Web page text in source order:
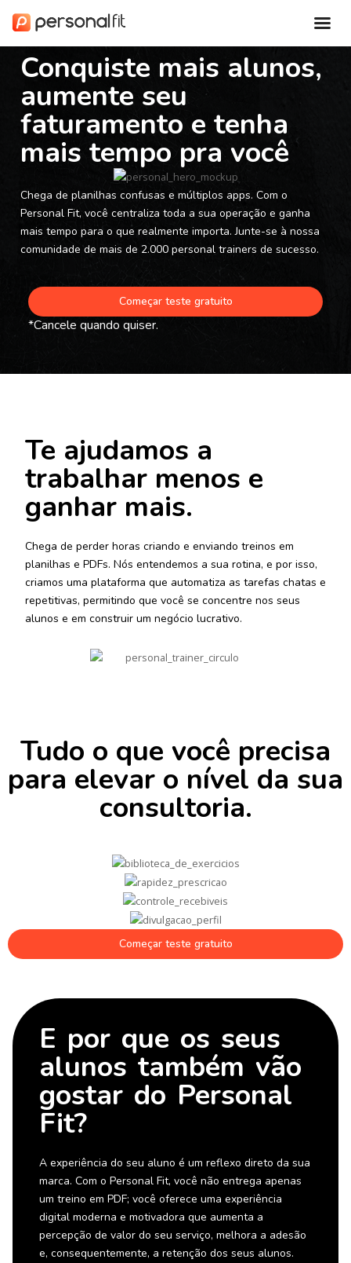
Conquiste mais alunos,
aumente seu
faturamento e tenha
mais tempo pra você
Chega de planilhas confusas e múltiplos apps. Com o
Personal Fit, você centraliza toda a sua operação e ganha
mais tempo para o que realmente importa. Junte-se à nossa
comunidade de mais de 2.000 personal trainers de sucesso.
Começar teste gratuito
*Cancele quando quiser.
Te ajudamos a
trabalhar menos e
ganhar mais.
Chega de perder horas criando e enviando treinos em
planilhas e PDFs. Nós entendemos a sua rotina, e por isso,
criamos uma plataforma que automatiza as tarefas chatas e
repetitivas, permitindo que você se concentre nos seus
alunos e em construir um negócio lucrativo.
Tudo o que você precisa
para elevar o nível da sua
consultoria.
Começar teste gratuito
E por que os seus
alunos também vão
gostar do Personal
Fit?
A experiência do seu aluno é um reflexo direto da sua
marca. Com o Personal Fit, você não entrega apenas
um treino em PDF; você oferece uma experiência
digital moderna e motivadora que aumenta a
percepção de valor do seu serviço, melhora a adesão
e, consequentemente, a retenção dos seus alunos.